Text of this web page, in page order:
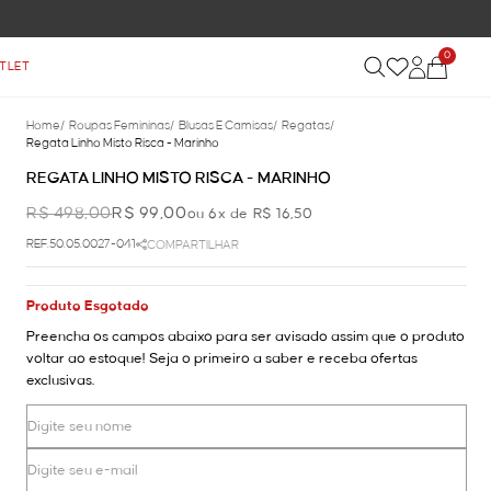
0
Home/ Roupas Femininas/ Blusas E Camisas/ Regatas/
Regata Linho Misto Risca - Marinho
REGATA LINHO MISTO RISCA - MARINHO
R$ 498,00R$ 99,00ou 6x de R$ 16,50
REF.50.05.0027-041 COMPARTILHAR
Produto Esgotado
Preencha os campos abaixo para ser avisado assim que o produto
voltar ao estoque! Seja o primeiro a saber e receba ofertas
exclusivas.